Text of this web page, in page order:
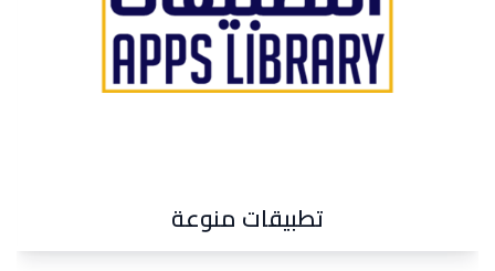
تحف و مشغولات